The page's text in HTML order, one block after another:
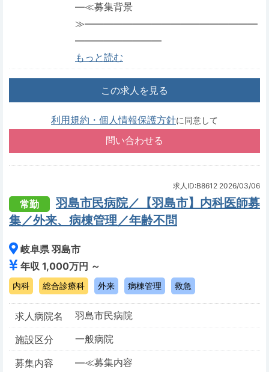
―≪募集背景
≫――――――――――――――――――
―――――――――
もっと読む
この求人を見る
利用規約・個人情報保護方針に同意して
求人ID:B8612 2026/03/06
常勤
羽島市民病院／【羽島市】内科医師募
集／外来、病棟管理／年齢不問
岐阜県 羽島市
年収 1,000万円 ～
内科 総合診療科 外来 病棟管理 救急
求人病院名
羽島市民病院
施設区分
一般病院
募集内容
―≪募集内容